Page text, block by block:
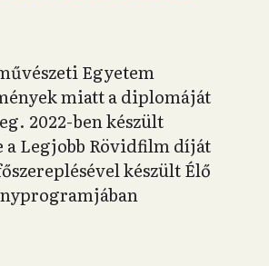
Egyetem
miatt a diplomáját
2022-ben készült
Legjobb Rövidfilm díját
készült Élő